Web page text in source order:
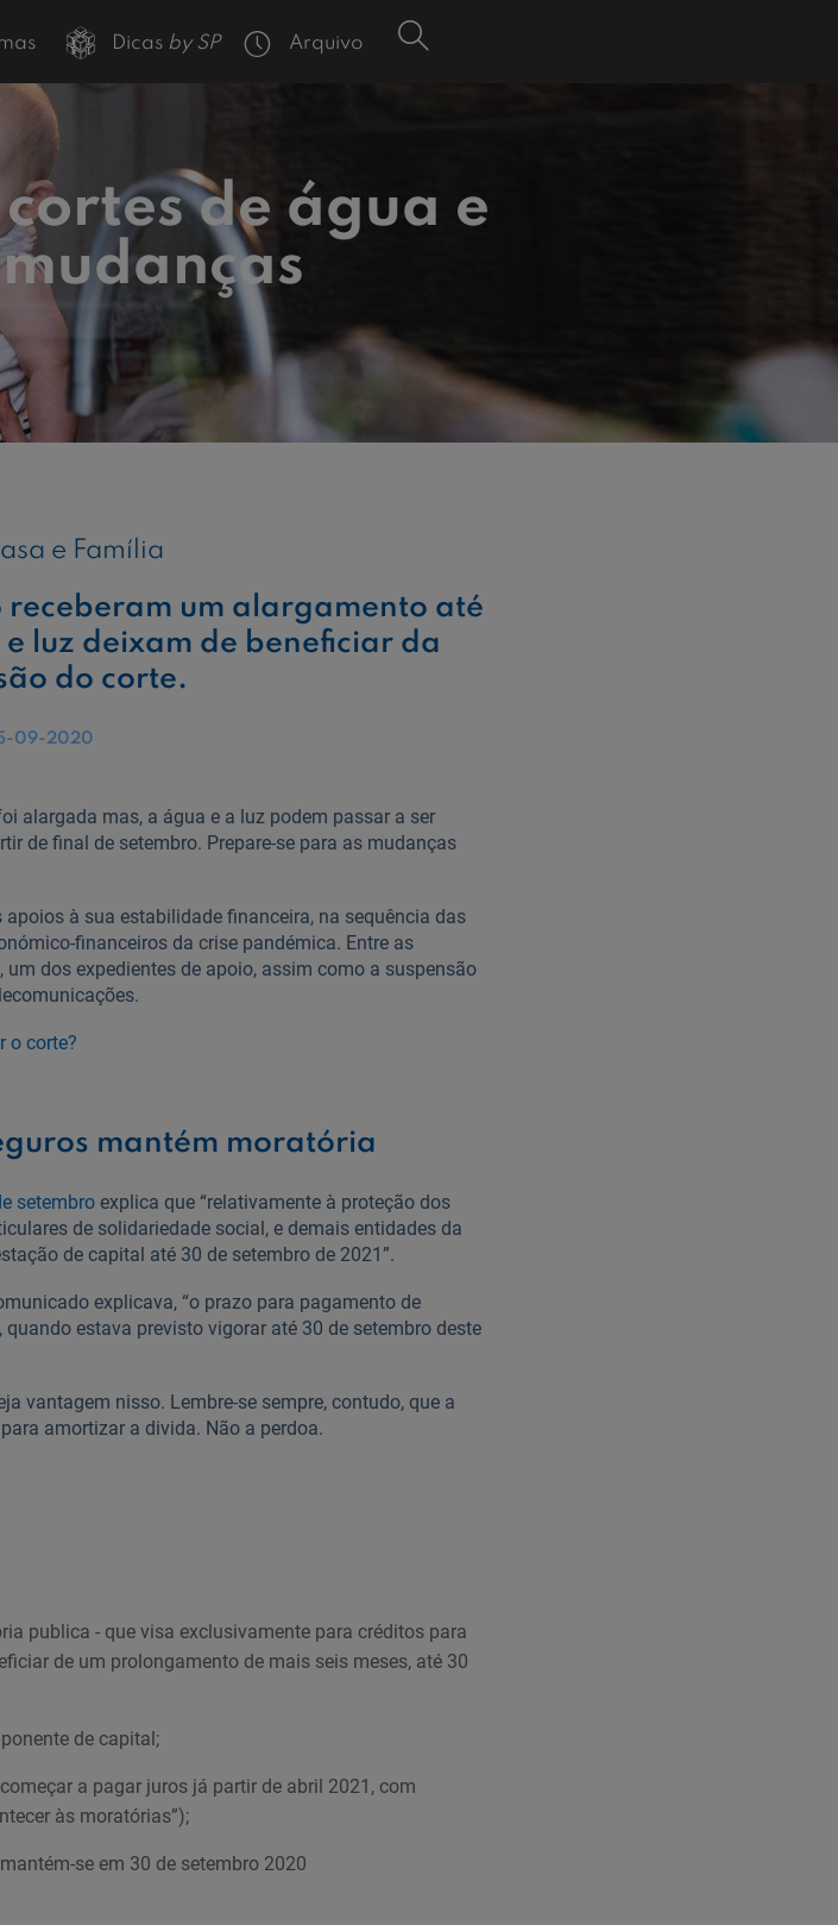
Dicas by SP Arquivo
de água e
e Família
receberam um alargamento até
luz deixam de beneficiar da
do corte.
09-2020
alargada mas, a água e a luz podem passar a ser
de final de setembro. Prepare-se para as mudanças
à sua estabilidade financeira, na sequência das
financeiros da crise pandémica. Entre as
dos expedientes de apoio, assim como a suspensão
o corte?
mantém moratória
setembro explica que “relativamente à proteção dos
de solidariedade social, e demais entidades da
de capital até 30 de setembro de 2021”.
explicava, “o prazo para pagamento de
estava previsto vigorar até 30 de setembro deste
vantagem nisso. Lembre-se sempre, contudo, que a
amortizar a divida. Não a perdoa.
publica - que visa exclusivamente para créditos para
de um prolongamento de mais seis meses, até 30
de capital;
a pagar juros já partir de abril 2021, com
às moratórias”);
se em 30 de setembro 2020